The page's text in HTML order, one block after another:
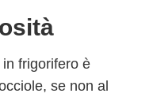
frigorifero è
se non al